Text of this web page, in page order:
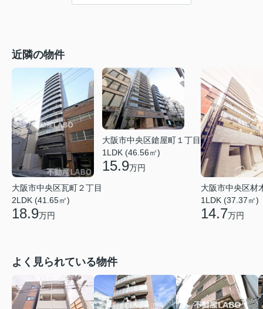
近隣の物件
大阪市中央区瓦町２丁目
2LDK (41.65㎡)
18.9万円
大阪市中央区鎗屋町１丁目
1LDK (46.56㎡)
15.9万円
大阪市中央区材
1LDK (37.37㎡)
14.7万円
よく見られている物件